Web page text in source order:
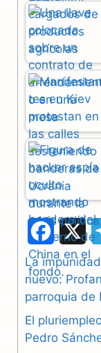
F
a
c
b
X
La
nuevo:
parroquia de
El
Pedro